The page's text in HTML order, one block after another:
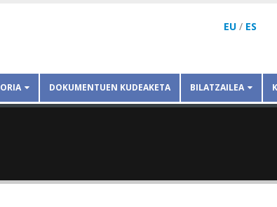
EU / ES
DOKUMENTUEN KUDEAKETA BILATZAILEA